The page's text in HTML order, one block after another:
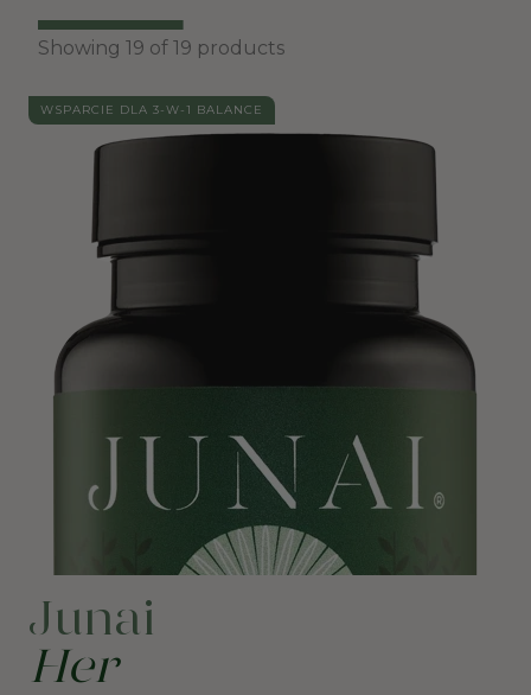
Showing 19 of 19 products
WSPARCIE DLA 3-W-1 BALANCE
Junai
Her